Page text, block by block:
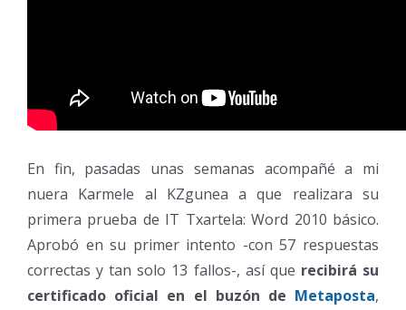
En fin, pasadas unas semanas acompañé a mi
nuera Karmele al KZgunea a que realizara su
primera prueba de IT Txartela: Word 2010 básico.
Aprobó en su primer intento -con 57 respuestas
correctas y tan solo 13 fallos-, así que recibirá su
certificado oficial en el buzón de Metaposta,